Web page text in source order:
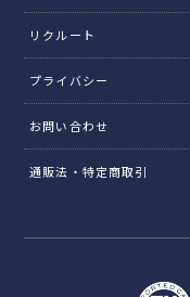
リクルート
プライバシー
お問い合わせ
通販法・特定商取引